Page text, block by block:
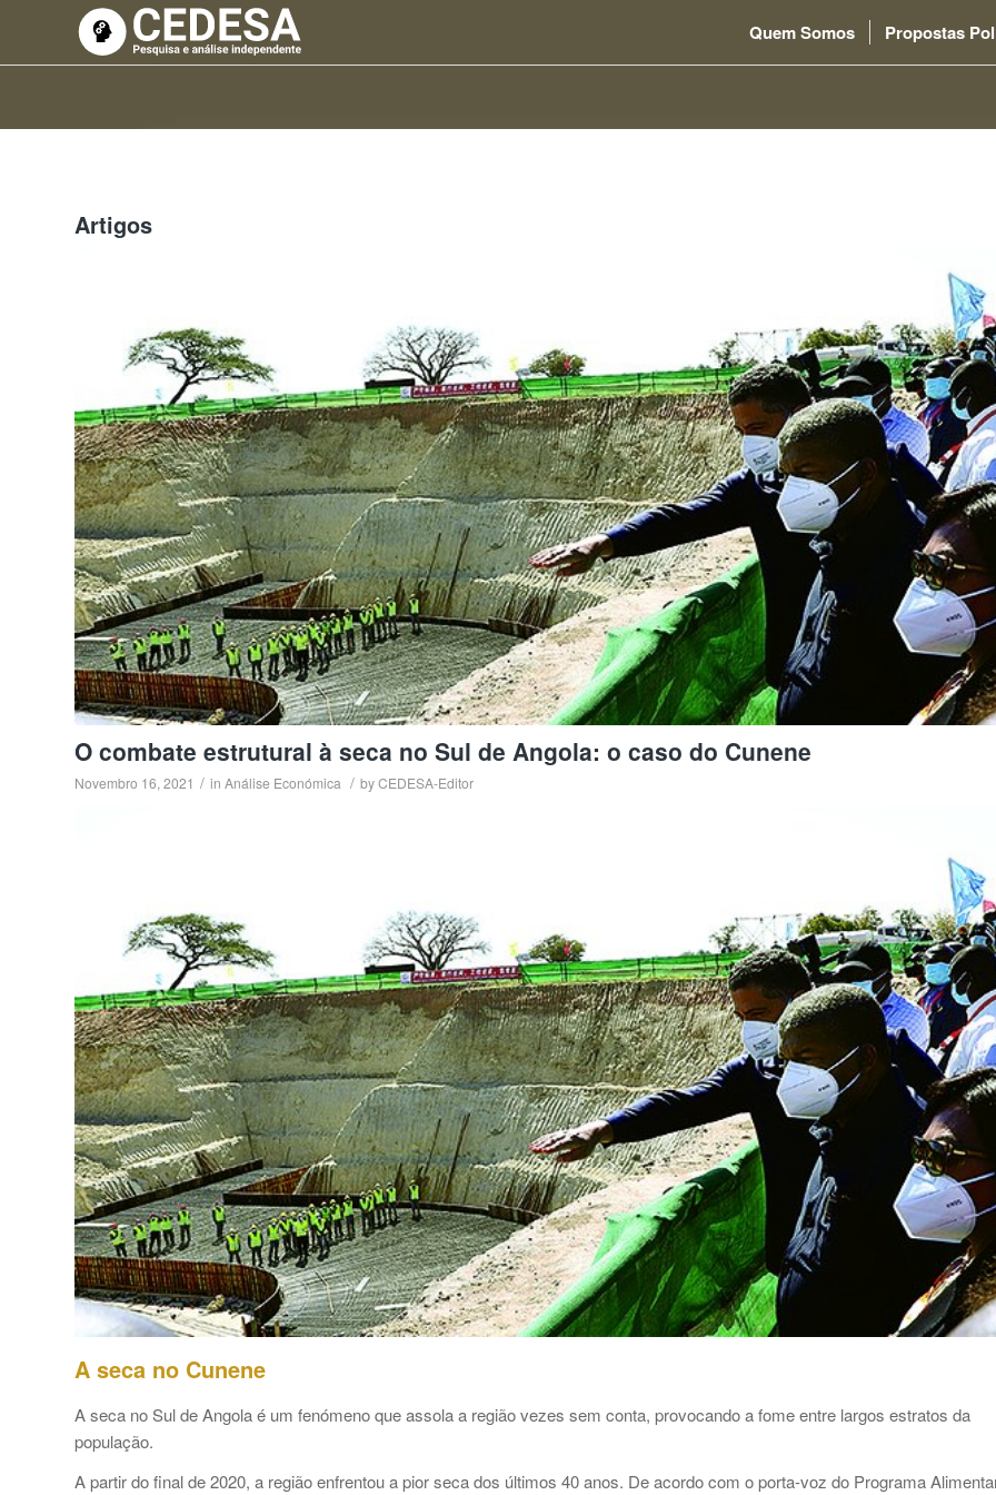
Quem Somos Propostas
Artigos
O combate estrutural à seca no Sul de Angola: o caso do Cunene
Novembro 16, 2021 / in Análise Económica / byCEDESA-Editor
A seca no Cunene
A seca no Sul de Angola é um fenómeno que assola a região vezes sem conta, provocando a fome entre largos estratos da
população.
A partir do final de 2020, a região enfrentou a pior seca dos últimos 40 anos. De acordo com o porta-voz do Programa